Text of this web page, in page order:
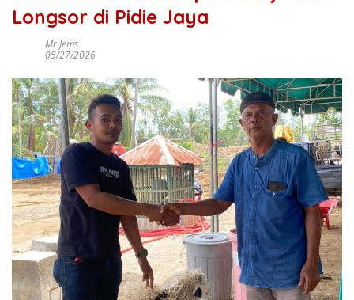
Longsor di Pidie Jaya
Mr Jems
05/27/2026